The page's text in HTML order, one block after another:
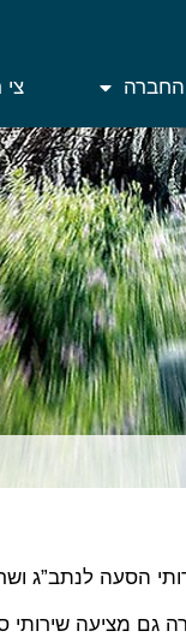
החברה צי
הסעה לנתב”ג
גם מציעה שירותי